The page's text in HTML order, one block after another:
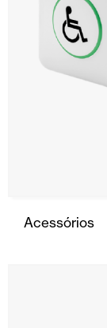
Acessórios